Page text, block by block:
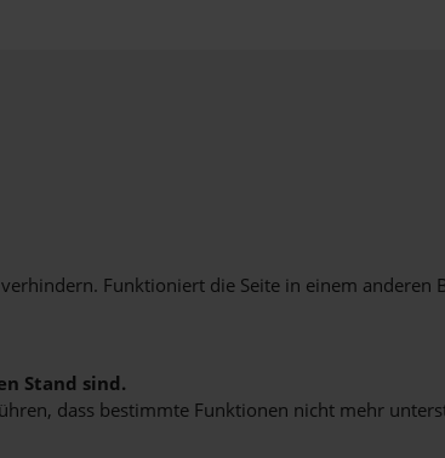
Funktioniert die Seite in einem anderen
Stand sind.
dass bestimmte Funktionen nicht mehr